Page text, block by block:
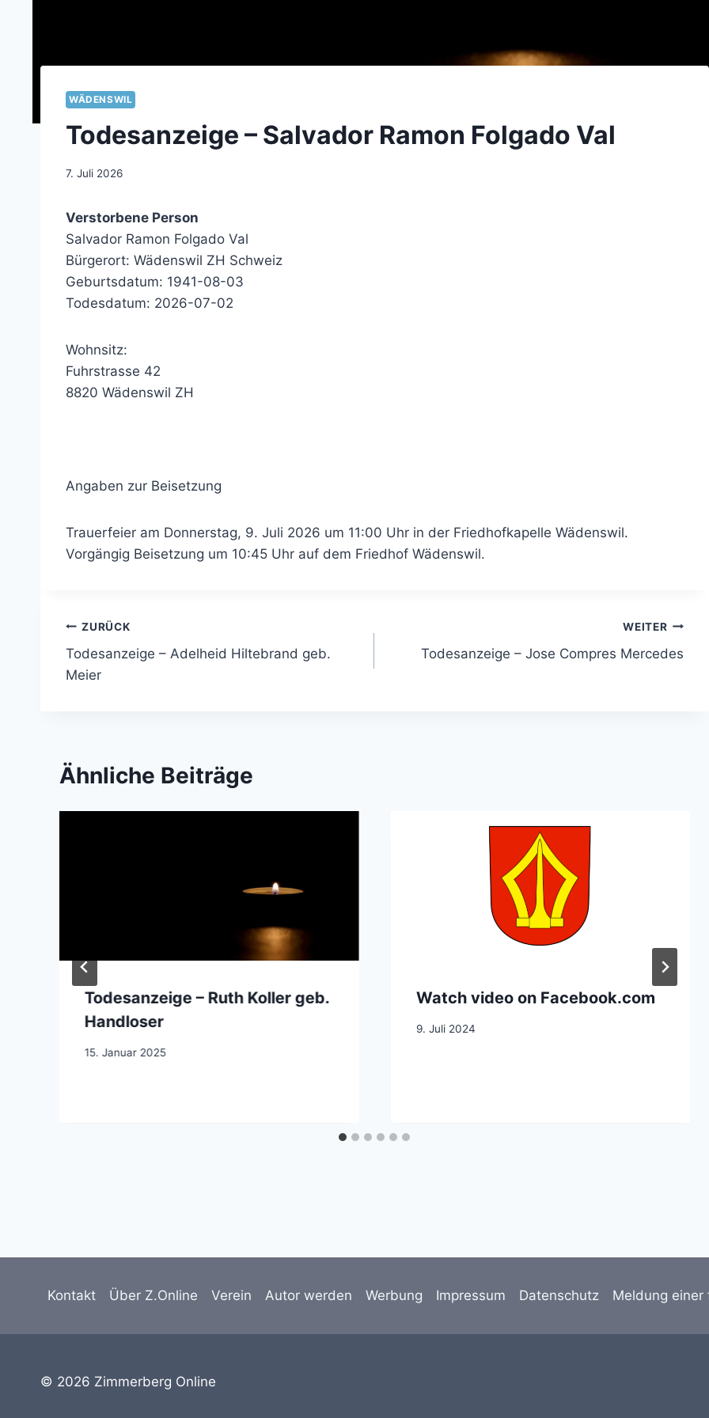
WÄDENSWIL
Todesanzeige – Salvador Ramon Folgado Val
7. Juli 2026
Verstorbene Person
Salvador Ramon Folgado Val
Bürgerort: Wädenswil ZH Schweiz
Geburtsdatum: 1941-08-03
Todesdatum: 2026-07-02
Wohnsitz:
Fuhrstrasse 42
8820 Wädenswil ZH
Angaben zur Beisetzung
Trauerfeier am Donnerstag, 9. Juli 2026 um 11:00 Uhr in der Friedhofkapelle Wädenswil.
Vorgängig Beisetzung um 10:45 Uhr auf dem Friedhof Wädenswil.
Beitragsnavigation
ZURÜCK
Todesanzeige – Adelheid Hiltebrand geb.
Meier
WEITER
Todesanzeige – Jose Compres Mercedes
Ähnliche Beiträge
Todesanzeige – Ruth Koller geb.
Handloser
15. Januar 2025
Watch video on Facebook.com
9. Juli 2024
Kontakt Über Z.Online Verein Autor werden Werbung Impressum Datenschutz Meldung einer
© 2026 Zimmerberg Online